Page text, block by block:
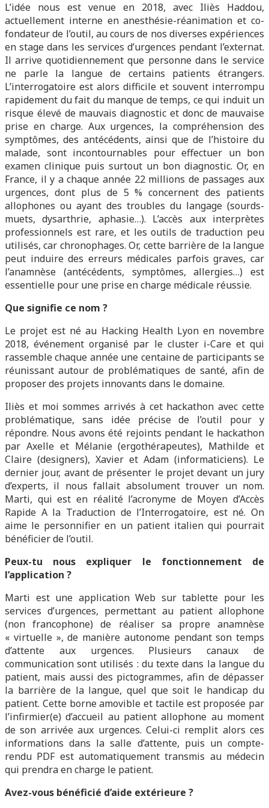
L’idée nous est venue en 2018, avec Iliès Haddou,
actuellement interne en anesthésie-réanimation et co-
fondateur de l’outil, au cours de nos diverses expériences
en stage dans les services d’urgences pendant l’externat.
Il arrive quotidiennement que personne dans le service
ne parle la langue de certains patients étrangers.
L’interrogatoire est alors difficile et souvent interrompu
rapidement du fait du manque de temps, ce qui induit un
risque élevé de mauvais diagnostic et donc de mauvaise
prise en charge. Aux urgences, la compréhension des
symptômes, des antécédents, ainsi que de l’histoire du
malade, sont incontournables pour effectuer un bon
examen clinique puis surtout un bon diagnostic. Or, en
France, il y a chaque année 22 millions de passages aux
urgences, dont plus de 5 % concernent des patients
allophones ou ayant des troubles du langage (sourds-
muets, dysarthrie, aphasie…). L’accès aux interprètes
professionnels est rare, et les outils de traduction peu
utilisés, car chronophages. Or, cette barrière de la langue
peut induire des erreurs médicales parfois graves, car
l’anamnèse (antécédents, symptômes, allergies…) est
essentielle pour une prise en charge médicale réussie.
Que signifie ce nom ?
Le projet est né au Hacking Health Lyon en novembre
2018, événement organisé par le cluster i-Care et qui
rassemble chaque année une centaine de participants se
réunissant autour de problématiques de santé, afin de
proposer des projets innovants dans le domaine.
Iliès et moi sommes arrivés à cet hackathon avec cette
problématique, sans idée précise de l’outil pour y
répondre. Nous avons été rejoints pendant le hackathon
par Axelle et Mélanie (ergothérapeutes), Mathilde et
Claire (designers), Xavier et Adam (informaticiens). Le
dernier jour, avant de présenter le projet devant un jury
d’experts, il nous fallait absolument trouver un nom.
Marti, qui est en réalité l’acronyme de Moyen d’Accès
Rapide A la Traduction de l’Interrogatoire, est né. On
aime le personnifier en un patient italien qui pourrait
bénéficier de l’outil.
Peux-tu nous expliquer le fonctionnement de
l’application ?
Marti est une application Web sur tablette pour les
services d’urgences, permettant au patient allophone
(non francophone) de réaliser sa propre anamnèse
« virtuelle », de manière autonome pendant son temps
d’attente aux urgences. Plusieurs canaux de
communication sont utilisés : du texte dans la langue du
patient, mais aussi des pictogrammes, afin de dépasser
la barrière de la langue, quel que soit le handicap du
patient. Cette borne amovible et tactile est proposée par
l’infirmier(e) d’accueil au patient allophone au moment
de son arrivée aux urgences. Celui-ci remplit alors ces
informations dans la salle d’attente, puis un compte-
rendu PDF est automatiquement transmis au médecin
qui prendra en charge le patient.
Avez-vous bénéficié d’aide extérieure ?